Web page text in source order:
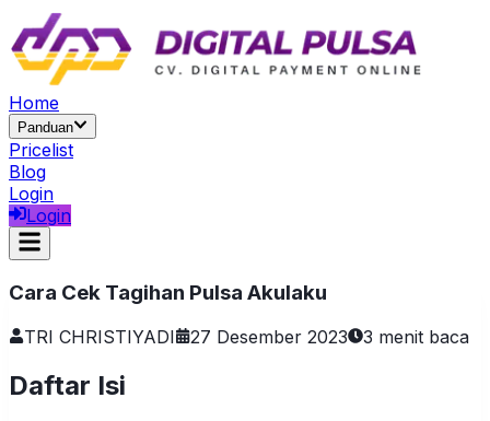
Home
Panduan
Pricelist
Blog
Login
Login
Cara Cek Tagihan Pulsa Akulaku
TRI CHRISTIYADI 27 Desember 2023 3 menit baca
Daftar Isi